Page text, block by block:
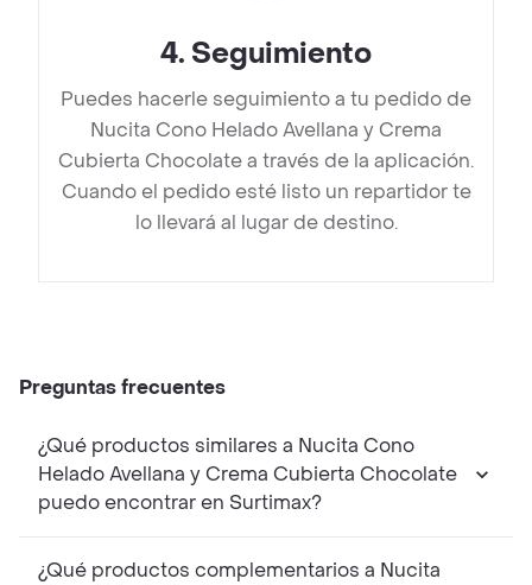
4. Seguimiento
Puedes hacerle seguimiento a tu pedido de
Nucita Cono Helado Avellana y Crema
Cubierta Chocolate a través de la aplicación.
Cuando el pedido esté listo un repartidor te
lo llevará al lugar de destino.
Preguntas frecuentes
¿Qué productos similares a Nucita Cono
Helado Avellana y Crema Cubierta Chocolate
puedo encontrar en Surtimax?
¿Qué productos complementarios a Nucita